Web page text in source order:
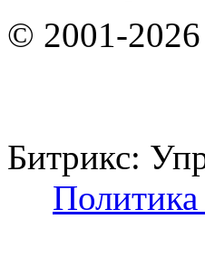
© 2001-2026
Битрикс: